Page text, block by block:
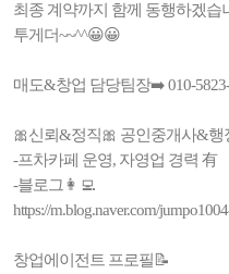
최종 계약까지 함께 동행하겠습
투게더~~^^😀😀
매도&창업 담당팀장➡️ 010-
🎀신뢰&정직🎀 공인중개사&행
-프차카페 운영, 자영업 경력 有
-블로그👩‍💻
https://m.blog.naver.com/
창업에이전트 프로필📝